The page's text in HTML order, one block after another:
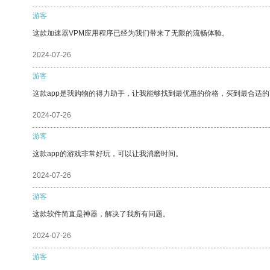
游客
这款加速器VPM应用程序已经为我们带来了无限的流畅体验。
2024-07-26
游客
这款app是我购物的得力助手，让我能够找到最优惠的价格，买到最合适
2024-07-26
游客
这款app的游戏非常好玩，可以让我消磨时间。
2024-07-26
游客
这款软件简直是神器，解决了我所有问题。
2024-07-26
游客